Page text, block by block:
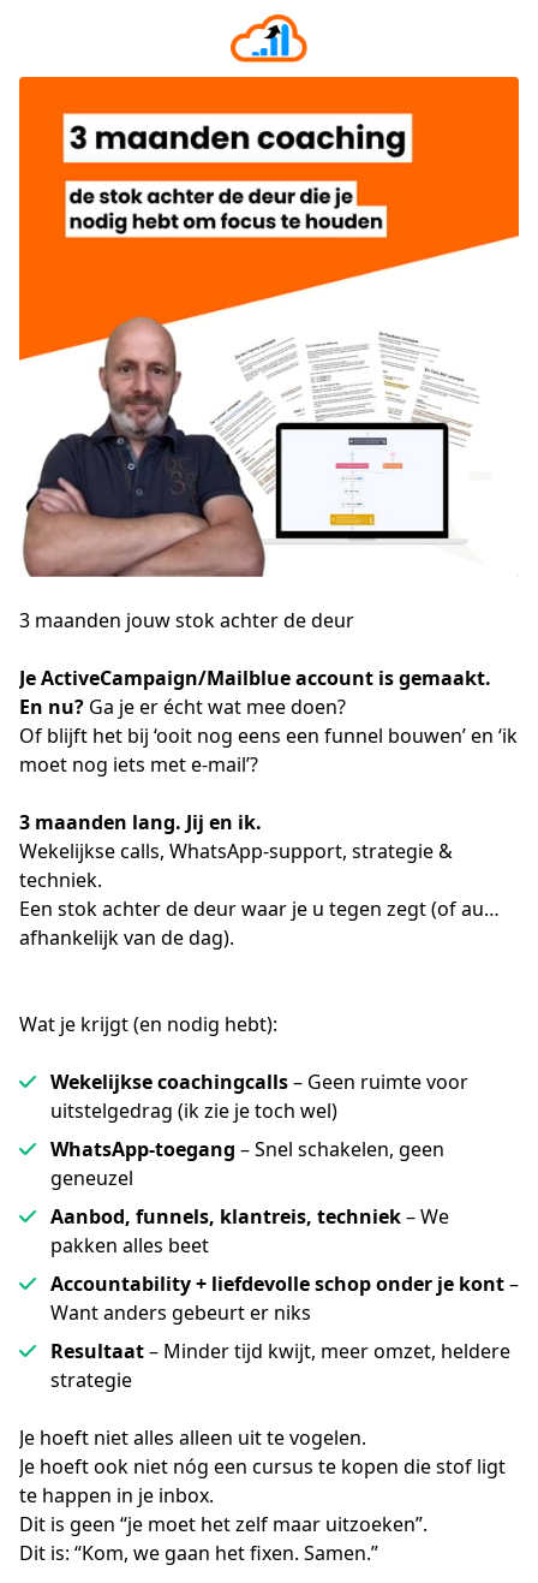
3 maanden jouw stok achter de deur
Je ActiveCampaign/Mailblue account is gemaakt.
En nu? Ga je er écht wat mee doen?
Of blijft het bij ‘ooit nog eens een funnel bouwen’ en ‘ik
moet nog iets met e-mail’?
3 maanden lang. Jij en ik.
Wekelijkse calls, WhatsApp-support, strategie &
techniek.
Een stok achter de deur waar je u tegen zegt (of au…
afhankelijk van de dag).
Wat je krijgt (en nodig hebt):
Wekelijkse coachingcalls– Geen ruimte voor
uitstelgedrag (ik zie je toch wel)
WhatsApp-toegang – Snel schakelen, geen
geneuzel
Aanbod, funnels, klantreis, techniek– We
pakken alles beet
Accountability + liefdevolle schop onder je kont–
Want anders gebeurt er niks
Resultaat– Minder tijd kwijt, meer omzet, heldere
strategie
Je hoeft niet alles alleen uit te vogelen.
Je hoeft ook niet nóg een cursus te kopen die stof ligt
te happen in je inbox.
Dit is geen “je moet het zelf maar uitzoeken”.
Dit is: “Kom, we gaan het fixen. Samen.”